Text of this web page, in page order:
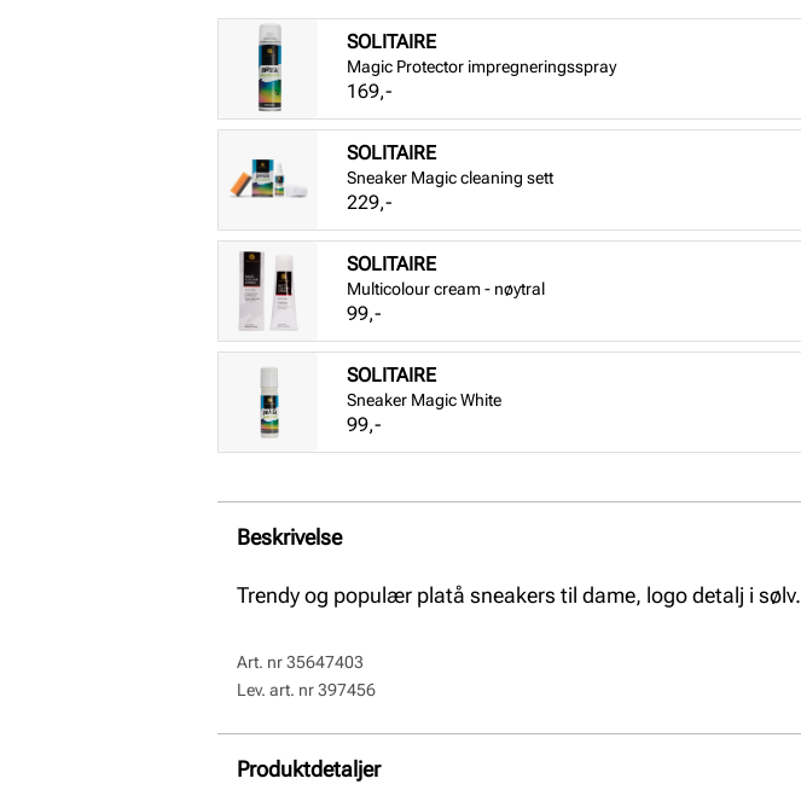
SOLITAIRE
Magic Protector impregneringsspray
Pris
169,-
SOLITAIRE
Sneaker Magic cleaning sett
Pris
229,-
SOLITAIRE
Multicolour cream - nøytral
Pris
99,-
SOLITAIRE
Sneaker Magic White
Pris
99,-
Beskrivelse
Trendy og populær platå sneakers til dame, logo detalj i sølv.
Art. nr35647403
Lev. art. nr397456
Produktdetaljer